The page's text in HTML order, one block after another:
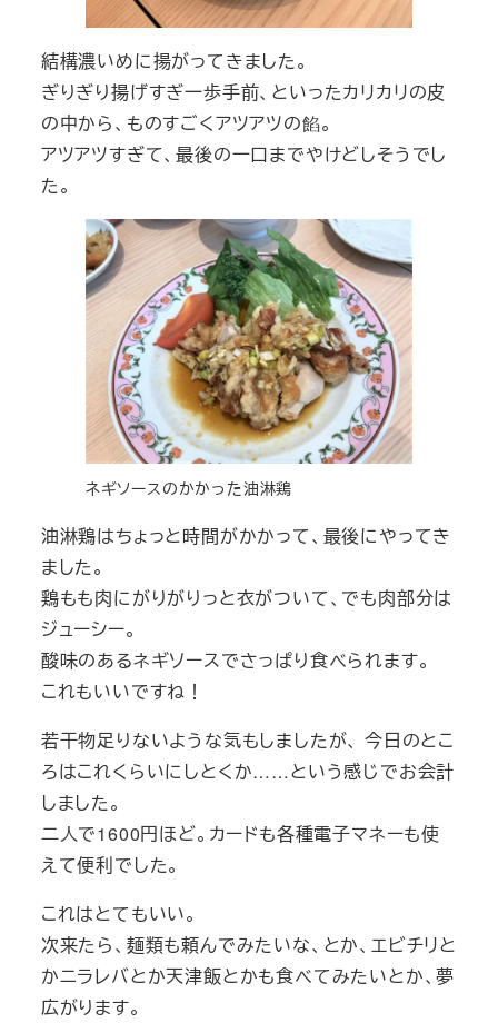
結構濃いめに揚がってきました。
ぎりぎり揚げすぎ一歩手前、といったカリカリの皮
の中から、ものすごくアツアツの餡。
アツアツすぎて、最後の一口までやけどしそうでし
た。
ネギソースのかかった油淋鶏
油淋鶏はちょっと時間がかかって、最後にやってき
ました。
鶏もも肉にがりがりっと衣がついて、でも肉部分は
ジューシー。
酸味のあるネギソースでさっぱり食べられます。
これもいいですね！
若干物足りないような気もしましたが、 今日のとこ
ろはこれくらいにしとくか……という感じでお会計
しました。
二人で1600円ほど。カードも各種電子マネーも使
えて便利でした。
これはとてもいい。
次来たら、麺類も頼んでみたいな、とか、エビチリと
かニラレバとか天津飯とかも食べてみたいとか、夢
広がります。